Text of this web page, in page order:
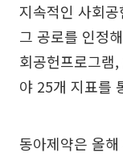
지속적인 사회
그 공로를 인정
회공헌프로그램
야 25개 지표를
동아제약은 올